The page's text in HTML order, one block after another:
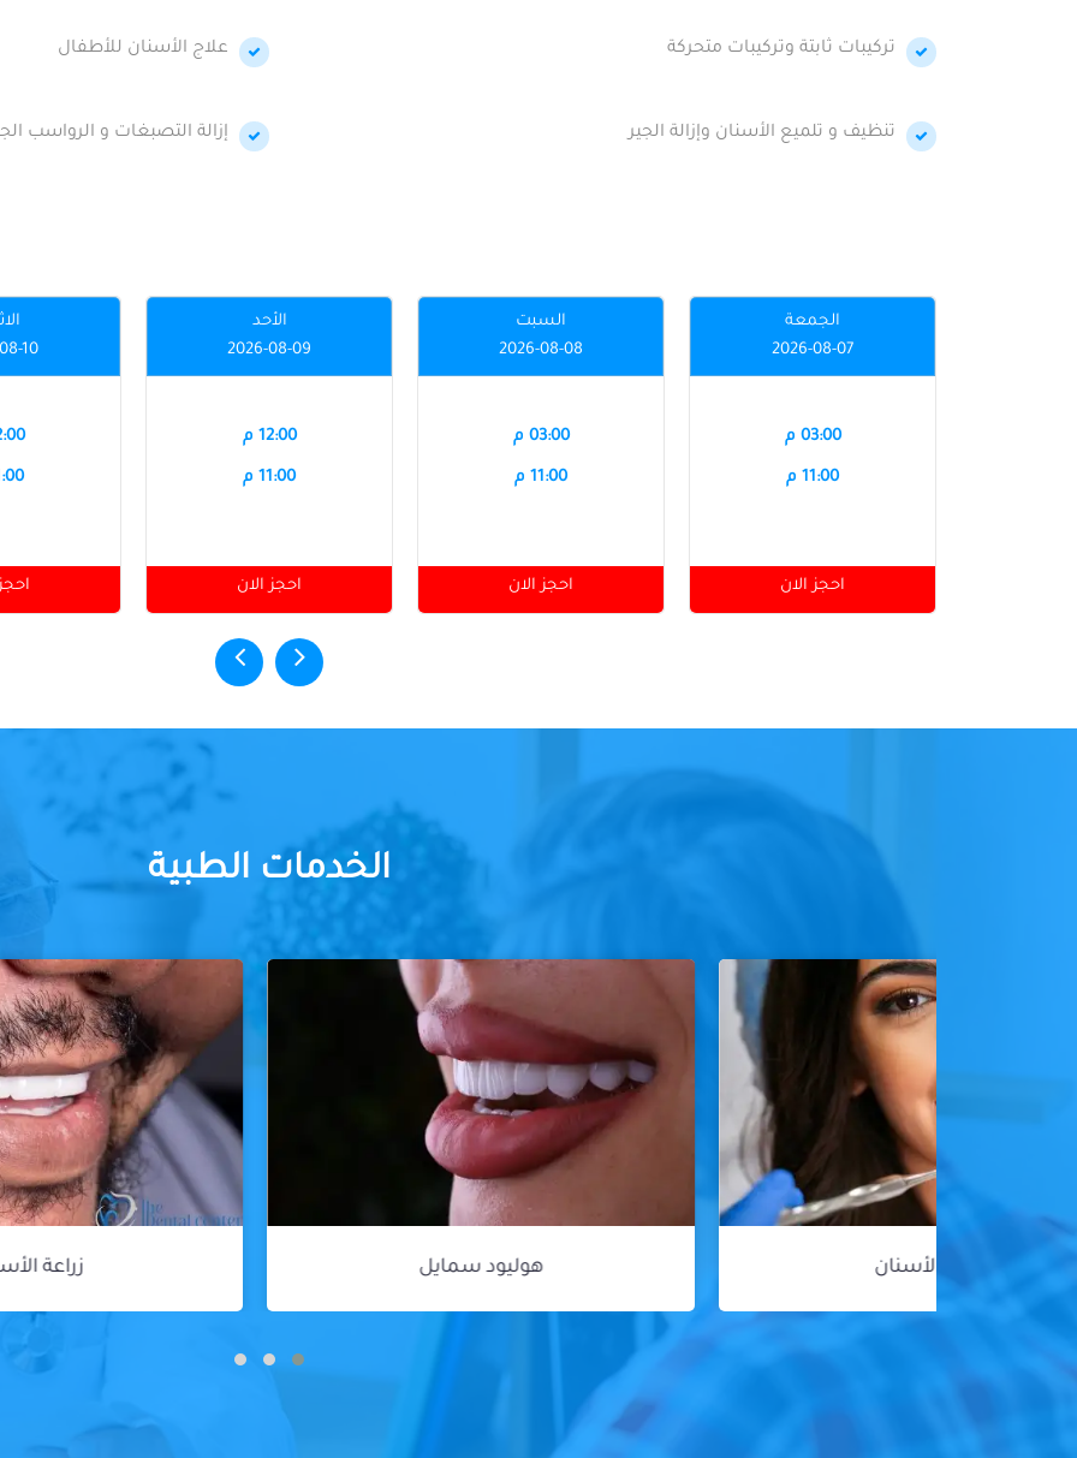
تركيبات ثابتة وتركيبات متحركة علاج الأسنان للأطفال
تنظيف و تلميع الأسنان وإزالة الجير إزالة التصبغات و الرواسب
الجمعة
2026-08-07
03:00 م
11:00 م
احجز الان
السبت
2026-08-08
03:00 م
11:00 م
احجز الان
الأحد
2026-08-09
12:00 م
11:00 م
احجز الان
10
الخدمات الطبية